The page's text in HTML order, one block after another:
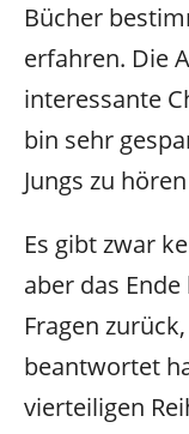
Bücher
erfahren. Die
interessante
bin sehr
Jungs zu
Es gibt zwar
aber das
Fragen
beantwortet
vierteiligen